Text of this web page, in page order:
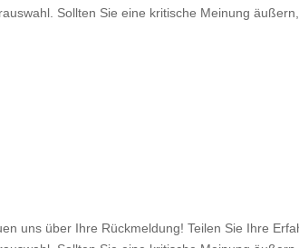
Sollten Sie eine kritische Meinung
uns über Ihre Rückmeldung! Teilen Sie Ihre